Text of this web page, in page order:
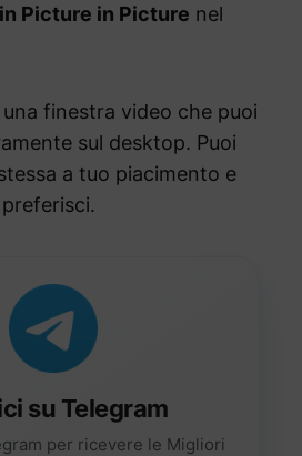
Picture in Picture nel
finestra video che puoi
sul desktop. Puoi
a tuo piacimento e
su Telegram
per ricevere le Migliori